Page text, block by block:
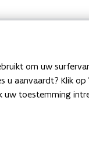
Over
om uw
aanvaardt? Klik
toestemming